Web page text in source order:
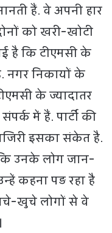
हैं. वे अपनी हार
को खरी-खोटी
है कि टीएमसी के
नगर निकायों के
के ज्यादातर
में हैं. पार्टी की
इसका संकेत है.
उनके लोग जान-
कहना पड़ रहा है
खुचे लोगों से वे